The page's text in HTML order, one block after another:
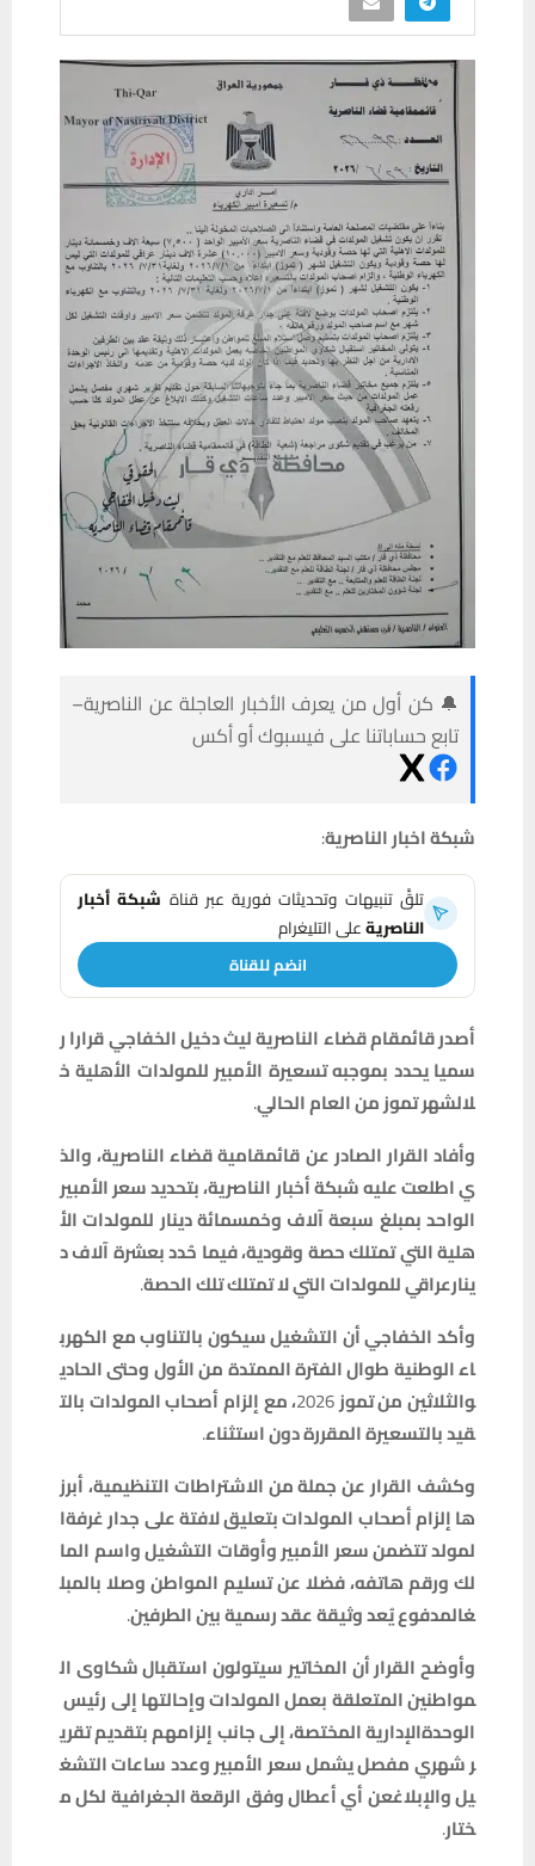
🔔 كن أول من يعرف الأخبار العاجلة عن الناصرية–
تابع حساباتنا على فيسبوك أو أكس
شبكةاخبارالناصرية:
تلقَّ تنبيهات وتحديثات فورية عبر قناة شبكة أخبار
الناصريةعلى التليغرام
انضم للقناة
أصدرقائمقامقضاءالناصريةليثدخيلالخفاجيقرارار
سميايحدد بموجبهتسعيرة الأمبير للمولدات الأهليةخ
لالشهرتموزمنالعامالحالي.
وأفادالقرار الصادر عنقائمقاميةقضاءالناصرية،والذ
ياطلعتعليهشبكةأخبار الناصرية،بتحديدسعرالأمبير
الواحدبمبلغ سبعةآلافوخمسمائةدينار للمولداتالأ
هليةالتيتمتلكحصةوقودية،فيما حُددبعشرةآلافد
ينارعراقيللمولداتالتيلاتمتلكتلكالحصة.
وأكدالخفاجيأنالتشغيلسيكونبالتناوبمعالكهرب
اءالوطنيةطوالالفترةالممتدةمنالأولوحتىالحادي
والثلاثينمنتموز ،معإلزامأصحابالمولداتبالت
قيدبالتسعيرةالمقررةدوناستثناء.
وكشفالقرار عنجملةمنالاشتراطاتالتنظيمية،أبرز
هاإلزامأصحابالمولداتبتعليقلافتةعلىجدارغرفةا
لمولدتتضمنسعر الأمبيروأوقاتالتشغيلواسمالما
لكورقمهاتفه،فضلاعنتسليمالمواطنوصلابالمبل
غالمدفوعيُعدوثيقةعقدرسميةبينالطرفين.
وأوضحالقرارأنالمخاتير سيتولوناستقبالشكاوىال
مواطنينالمتعلقةبعملالمولداتوإحالتهاإلىرئيس
الوحدةالإداريةالمختصة،إلىجانبإلزامهمبتقديمتقري
رشهريمفصليشملسعر الأمبيروعددساعاتالتشغ
يلوالإبلاغعنأيأعطالوفقالرقعةالجغرافيةلكلم
ختار.